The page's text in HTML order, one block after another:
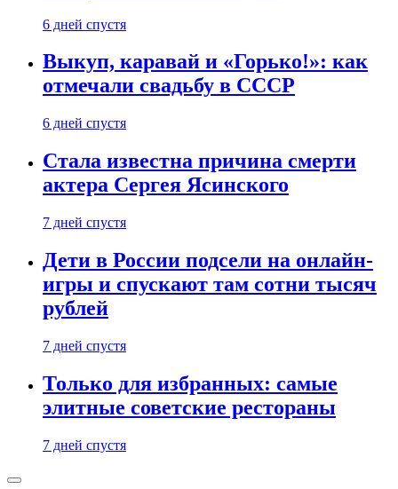
6 дней спустя
Выкуп, каравай и «Горько!»: как
отмечали свадьбу в СССР
6 дней спустя
Стала известна причина смерти
актера Сергея Ясинского
7 дней спустя
Дети в России подсели на онлайн-
игры и спускают там сотни тысяч
рублей
7 дней спустя
Только для избранных: самые
элитные советские рестораны
7 дней спустя